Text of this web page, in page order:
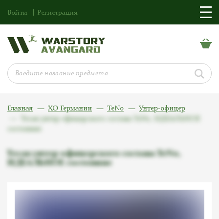
Войти Регистрация
Главная ХО Германии TeNo
Унтер-офицер
Тесак унтер-офицерского состава TeNo,
ИДЕАЛЬНОЕ состояние